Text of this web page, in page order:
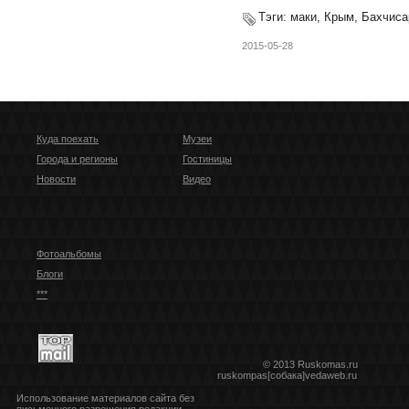
Тэги: маки, Крым,
2015-05-28
Куда поехать
Города и регионы
Новости
Музеи
Гостиницы
Видео
Фотоальбомы
Блоги
***
© 2013 Ruskomas.ru
ruskompas[собака]vedaweb.ru
Использование материалов сайта без